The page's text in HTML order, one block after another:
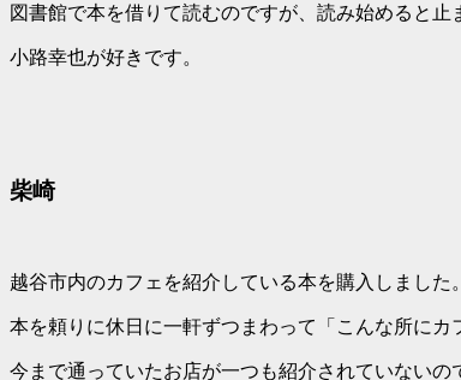
図書館で本を借りて読むのですが、読み始めると
小路幸也が好きです。
柴崎
越谷市内のカフェを紹介している本を購入しました。
本を頼りに休日に一軒ずつまわって「こんな所に
今まで通っていたお店が一つも紹介されていないの